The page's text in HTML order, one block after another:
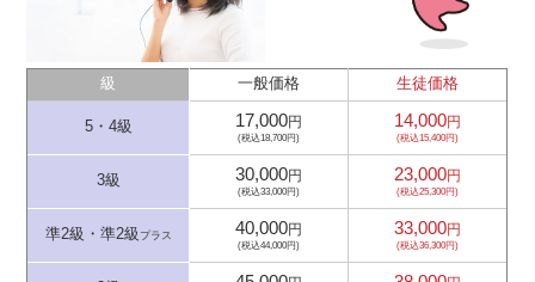
級 一般価格 生徒価格
5・4級 17,000円
(税込18,700円)
14,000円
(税込15,400円)
3級 30,000円
(税込33,000円)
23,000円
(税込25,300円)
準2級・準2級 プラス 40,000円
(税込44,000円)
33,000円
(税込36,300円)